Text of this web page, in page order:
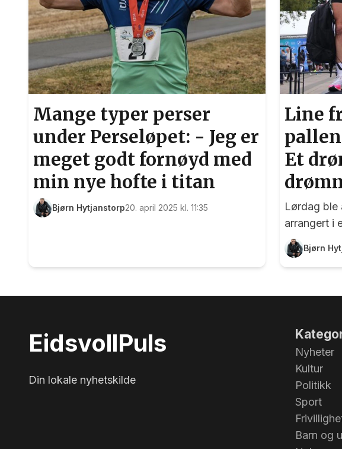
Mange typer perser
under Perseløpet: - Jeg er
meget godt fornøyd med
min nye hofte i titan
Bjørn Hytjanstorp20. april 2025 kl. 11:35
Line
Et
Lørdag ble
arrangert i
Selv om
står det
pallen
Line
Foto:
Bjørn
EidsvollPuls
Din lokale nyhetskilde
Nyheter
Kultur
Politikk
Sport
Barn og